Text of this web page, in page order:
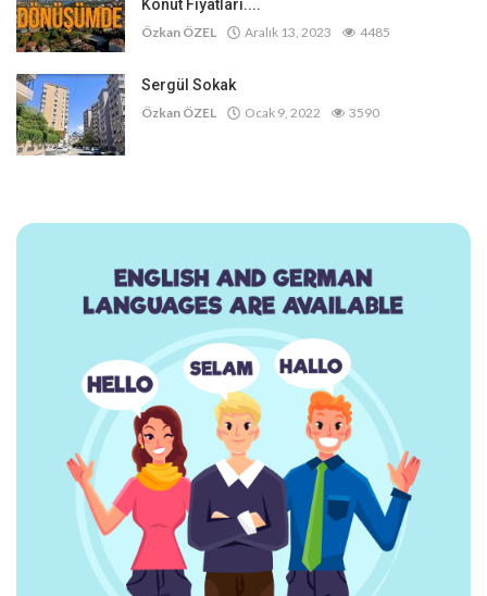
Konut Fiyatları....
Özkan ÖZEL Aralık 13, 2023 4485
Sergül Sokak
Özkan ÖZEL Ocak 9, 2022 3590